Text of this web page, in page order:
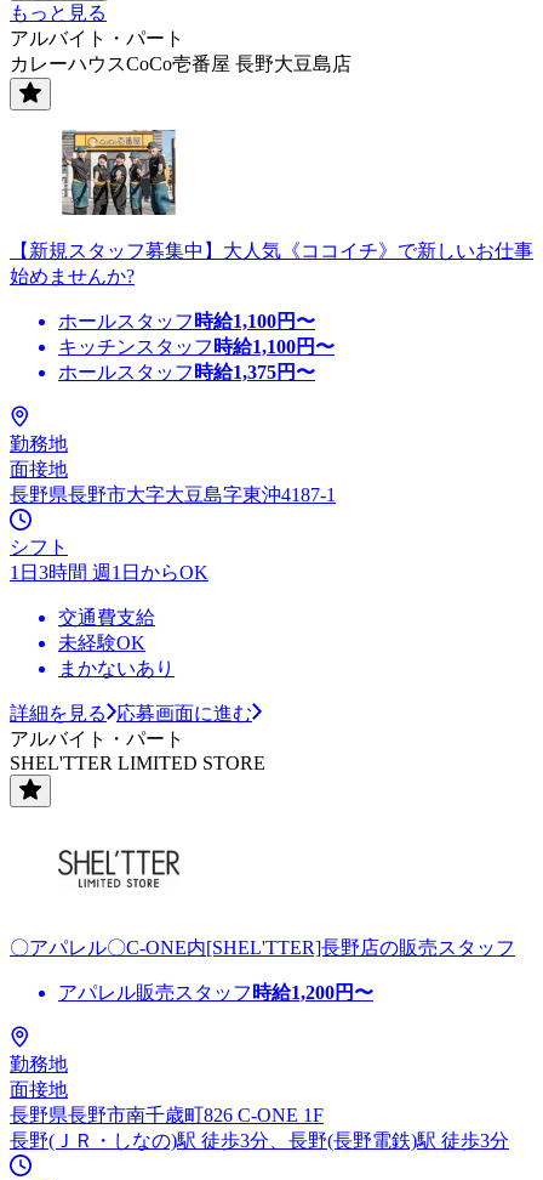
もっと見る
アルバイト・パート
カレーハウスCoCo壱番屋 長野大豆島店
【新規スタッフ募集中】大人気《ココイチ》で新しいお仕事
始めませんか?
ホールスタッフ 時給1,100円〜
キッチンスタッフ 時給1,100円〜
ホールスタッフ 時給1,375円〜
勤務地
面接地
長野県長野市大字大豆島字東沖4187-1
シフト
1日3時間 週1日からOK
交通費支給
未経験OK
まかないあり
詳細を見る
応募画面に進む
アルバイト・パート
SHEL'TTER LIMITED STORE
〇アパレル〇C-ONE内[SHEL'TTER]長野店の販売スタッフ
アパレル販売スタッフ 時給1,200円〜
勤務地
面接地
長野県長野市南千歳町826 C-ONE 1F
長野(ＪＲ・しなの)駅 徒歩3分、長野(長野電鉄)駅 徒歩3分